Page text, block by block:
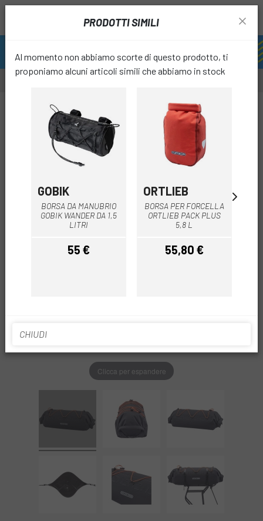
Clicca per espandere
PRODOTTI SIMILI
Al momento non abbiamo scorte di questo prodotto, ti
proponiamo alcuni articoli simili che abbiamo in stock
GOBIK
BORSA DA MANUBRIO
GOBIK WANDER DA 1,5
LITRI
Prezzo
55 €
ORTLIEB
BORSA PER FORCELLA
ORTLIEB PACK PLUS
5,8 L
Prezzo
55,80 €
CHIUDI